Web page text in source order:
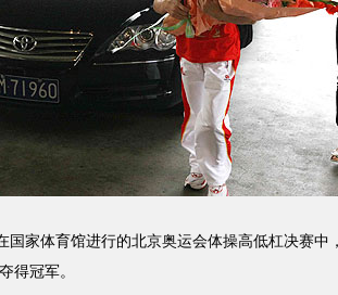
家体育馆进行的北京奥运会体操高低杠决赛中
得冠军。